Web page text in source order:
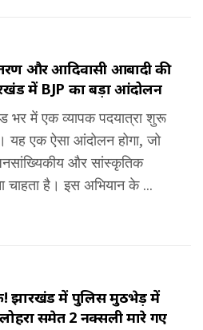
और आदिवासी आबादी की
में BJP का बड़ा आंदोलन
भर में एक व्यापक पदयात्रा शुरू
यह एक ऐसा आंदोलन होगा, जो
और सांस्कृतिक
चाहता है। इस अभियान के ...
में पुलिस मुठभेड़ में
समेत 2 नक्सली मारे गए